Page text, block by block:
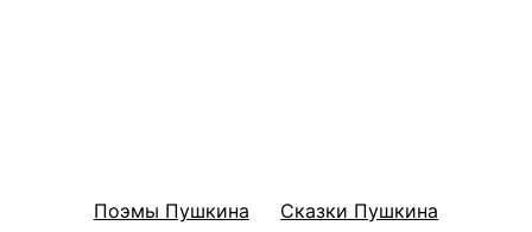
Поэмы Пушкина Сказки Пушкина